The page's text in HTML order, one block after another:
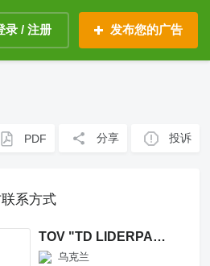
录 / 注册 发布您的广告
PDF 分享 投诉
系方式
TOV "TD LIDERPARTS"
乌克兰